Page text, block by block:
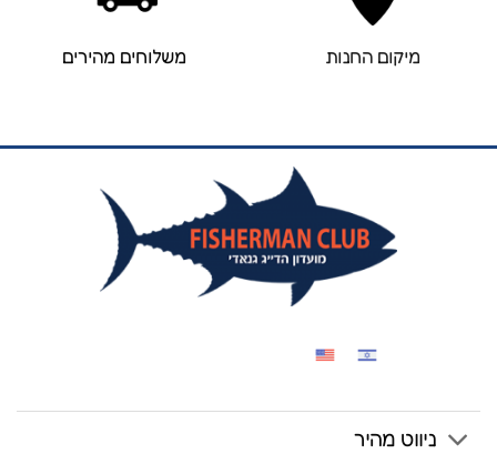
מיקום החנות משלוחים מהירים
ניווט מהיר